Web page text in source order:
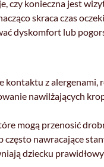
czy konieczna jest
skraca czas
dyskomfort lub
z alergenami,
nawilżających
mogą przenosić
nawracające
dziecku